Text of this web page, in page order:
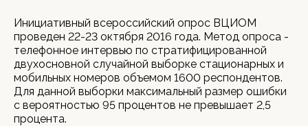
Инициативный всероссийский опрос ВЦИОМ
проведен 22-23 октября 2016 года. Метод опроса -
телефонное интервью по стратифицированной
двухосновной случайной выборке стационарных и
мобильных номеров объемом 1600 респондентов.
Для данной выборки максимальный размер ошибки
с вероятностью 95 процентов не превышает 2,5
процента.